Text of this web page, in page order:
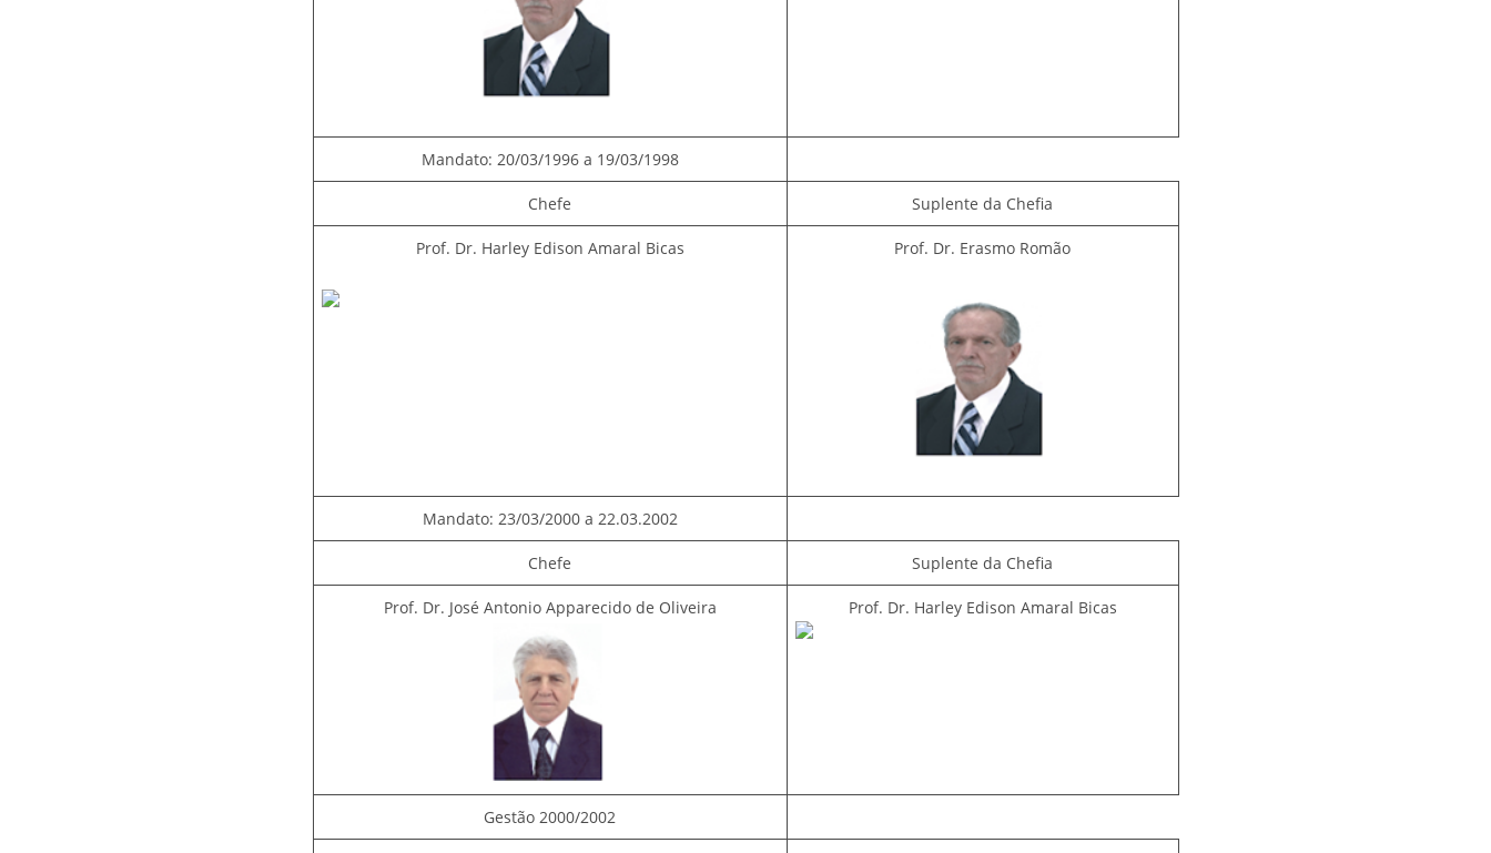
Mandato: 20/03/1996 a 19/03/1998
Chefe Suplente da Chefia
Prof. Dr. Harley Edison Amaral Bicas Prof. Dr. Erasmo Romão
Mandato: 23/03/2000 a 22.03.2002
Chefe Suplente da Chefia
Prof. Dr. José Antonio Apparecido de Oliveira Prof. Dr. Harley Edison Amaral Bicas
Gestão 2000/2002